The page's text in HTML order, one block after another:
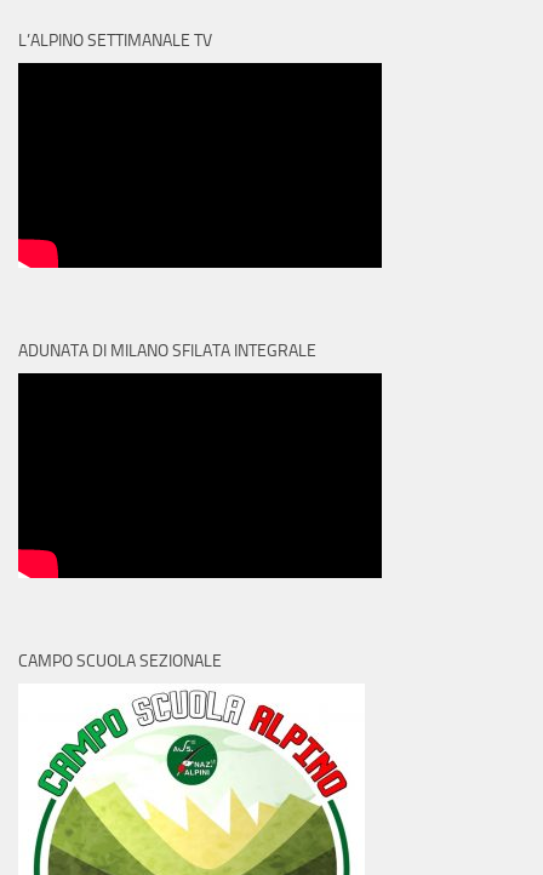
L’ALPINO SETTIMANALE TV
ADUNATA DI MILANO SFILATA INTEGRALE
CAMPO SCUOLA SEZIONALE